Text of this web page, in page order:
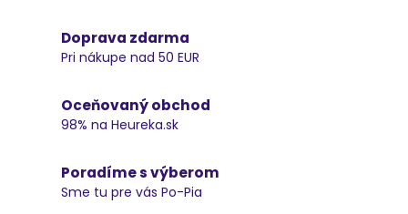
Doprava zdarma
Pri nákupe nad 50 EUR
Oceňovaný obchod
98% na Heureka.sk
Poradíme s výberom
Sme tu pre vás Po-Pia